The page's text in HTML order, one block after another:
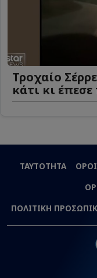
Τροχαίο
κάτι κι
ΤΑΥΤΟΤΗΤΑ
ΠΟΛΙΤΙΚΗ